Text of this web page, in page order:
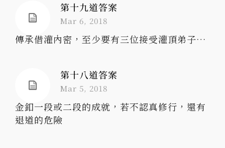
第十九道答案
Mar 6, 2018
傳承借灌內密，至少要有三位接受灌頂弟子…
第十八道答案
Mar 5, 2018
金釦一段或二段的成就，若不認真修行，還有
退道的危險